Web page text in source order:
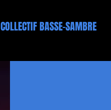
COLLECTIF BASSE-SAMBRE